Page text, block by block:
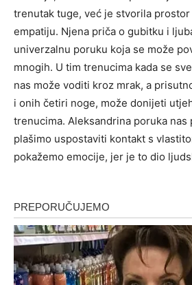
trenutak tuge, već je stvorila
empatiju. Njena priča o gubitku i
univerzalnu poruku koja se može
mnogih. U tim trenucima kada se
nas može voditi kroz mrak, a
i onih četiri noge, može donijeti
trenucima. Aleksandrina poruka nas
plašimo uspostaviti kontakt s
pokažemo emocije, jer je to dio